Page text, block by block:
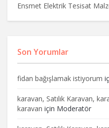
Ensmet Elektrik Tesisat
Son Yorumlar
fidan bağışlamak istiyorum
karavan, Satılık Karavan,
karavan için Moderatör